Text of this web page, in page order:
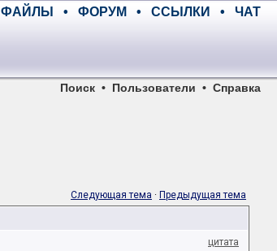
ФАЙЛЫ • ФОРУМ • ССЫЛКИ • ЧАТ
Поиск • Пользователи • Справка
Следующая тема · Предыдущая тема
цитата